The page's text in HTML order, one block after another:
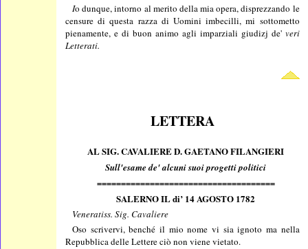
Io dunque, intorno al merito della mia opera, disprezzando le
censure di questa razza di Uomini imbecilli, mi sottometto
pienamente, e di buon animo agli imparziali giudizj de' veri
Letterati.
LETTERA
AL SIG. CAVALIERE D. GAETANO FILANGIERI
Sull'esame de' alcuni suoi progetti politici
=====================================
SALERNO IL di’ 14 AGOSTO 1782
Veneratiss. Sig. Cavaliere
Oso scrivervi, benché il mio nome vi sia ignoto ma nella
Repubblica delle Lettere ciò non viene vietato.